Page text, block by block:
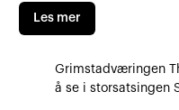
Les mer
Grimstadværingen
å se i storsatsingen